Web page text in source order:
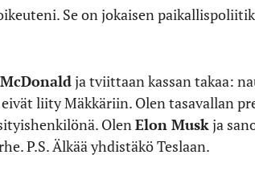
Se on jokaisen
ja tviittaan kassan takaa:
liity Mäkkäriin. Olen tasavallan
OlenElon Muskja
P.S. Älkää yhdistäkö Teslaan.